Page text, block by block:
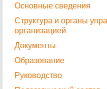
Основные сведения
Структура и органы
организацией
Документы
Образование
Руководство